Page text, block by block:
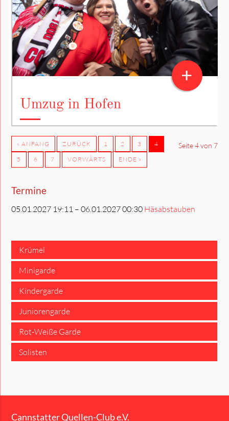
Umzug in Hofen
+
Seite 4 von 7
« ANFANG ZURÜCK 1 2 3
4
5
6 7 VORWÄRTS ENDE »
Termine
05.01.2027 19:11 – 06.01.2027 00:30 Häsabstauben
Krümel
Minigarde
Kindergarde
Juniorengarde
Rot-Weiße Garde
Solisten
Cannstatter Quellen-Club e.V.